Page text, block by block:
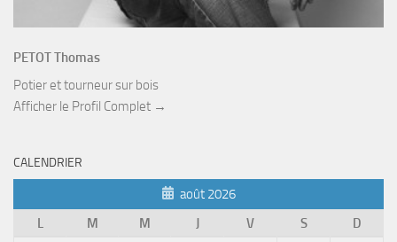
PETOT Thomas
Potier et tourneur sur bois
Afficher le Profil Complet →
CALENDRIER
août 2026
L
M M J V S
D